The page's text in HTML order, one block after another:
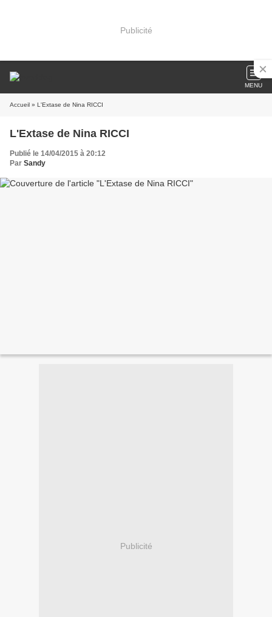
Publicité
MENU
Accueil » L'Extase de Nina RICCI
L'Extase de Nina RICCI
Publié le 14/04/2015 à 20:12
Par Sandy
Publicité